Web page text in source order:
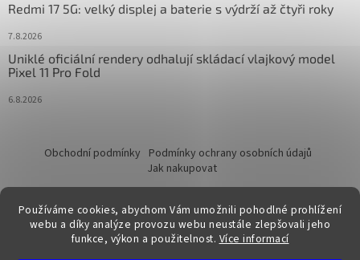
Používáme cookies, abychom Vám umožnili pohodlné prohlížení
webu a díky analýze provozu webu neustále zlepšovali jeho
funkce, výkon a použitelnost. Více informací
Redmi 17 5G: velký displej a baterie s výdrží až čtyři roky
7.8.2026
Uniklé oficiální rendery odhalují skládací vlajkový model
Pixel 11 Pro Fold
6.8.2026
Obchodní podmínky Podmínky ochrany osobních údajů
Jak nakupovat
Vytvořil Shoptet